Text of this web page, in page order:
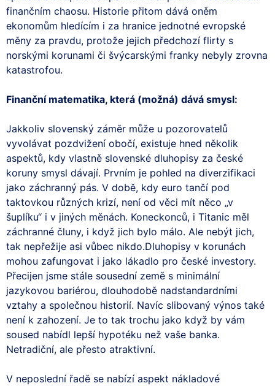
finančním chaosu. Historie přitom dává oněm
ekonomům hledícím i za hranice jednotné evropské
měny za pravdu, protože jejich předchozí flirty s
norskými korunami či švýcarskými franky nebyly zrovna
katastrofou.
Finanční matematika, která (možná) dává smysl:
Jakkoliv slovenský záměr může u pozorovatelů
vyvolávat pozdvižení obočí, existuje hned několik
aspektů, kdy vlastně slovenské dluhopisy za české
koruny smysl dávají. Prvním je pohled na diverzifikaci
jako záchranný pás. V době, kdy euro tančí pod
taktovkou různých krizí, není od věci mít něco „v
šuplíku“ i v jiných měnách. Koneckonců, i Titanic měl
záchranné čluny, i když jich bylo málo. Ale nebýt jich,
tak nepřežije asi vůbec nikdo.Dluhopisy v korunách
mohou zafungovat i jako lákadlo pro české investory.
Přecijen jsme stále sousední země s minimální
jazykovou bariérou, dlouhodobě nadstandardními
vztahy a společnou historií. Navíc slibovaný výnos také
není k zahození. Je to tak trochu jako když by vám
soused nabídl lepší hypotéku než vaše banka.
Netradiční, ale přesto atraktivní.
V neposlední řadě se nabízí aspekt nákladové